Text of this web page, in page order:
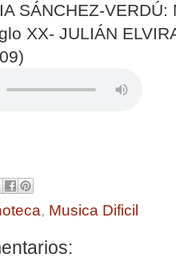
SÁNCHEZ-
XX- JULIÁN
, Musica Dificil